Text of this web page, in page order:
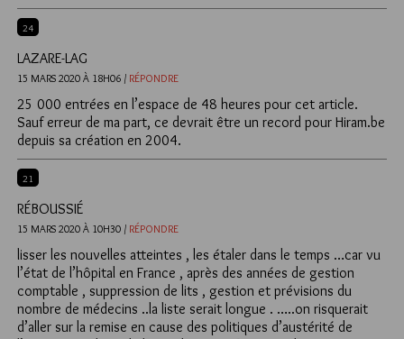
24
LAZARE-LAG
15 MARS 2020 À 18H06 / RÉPONDRE
25 000 entrées en l’espace de 48 heures pour cet article.
Sauf erreur de ma part, ce devrait être un record pour Hiram.be
depuis sa création en 2004.
21
RÉBOUSSIÉ
15 MARS 2020 À 10H30 / RÉPONDRE
lisser les nouvelles atteintes , les étaler dans le temps …car vu
l’état de l’hôpital en France , après des années de gestion
comptable , suppression de lits , gestion et prévisions du
nombre de médecins ..la liste serait longue . …..on risquerait
d’aller sur la remise en cause des politiques d’austérité de